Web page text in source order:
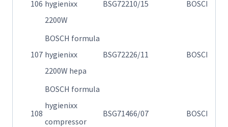
106 hygienixx
2200W
BSG72210/15 BOSCH
107
BOSCH formula
hygienixx
2200W hepa
BSG72226/11 BOSCH
108
BOSCH formula
hygienixx
compressor
BSG71466/07 BOSCH